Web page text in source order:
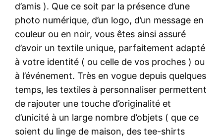
d’amis ). Que ce soit par la présence d’une
photo numérique, d’un logo, d’un message en
couleur ou en noir, vous êtes ainsi assuré
d’avoir un textile unique, parfaitement adapté
à votre identité ( ou celle de vos proches ) ou
à l’événement. Très en vogue depuis quelques
temps, les textiles à personnaliser permettent
de rajouter une touche d’originalité et
d’unicité à un large nombre d’objets ( que ce
soient du linge de maison, des tee-shirts